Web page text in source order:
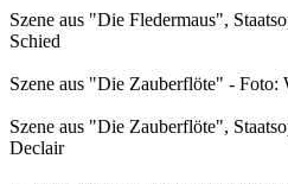
Szene aus "Die Fledermaus",
Schied
Szene aus "Die Zauberflöte" - Foto:
Szene aus "Die Zauberflöte",
Declair